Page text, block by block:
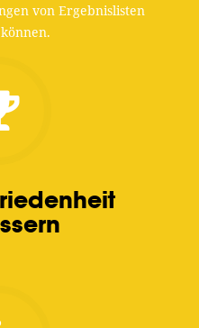
von Ergebnislisten